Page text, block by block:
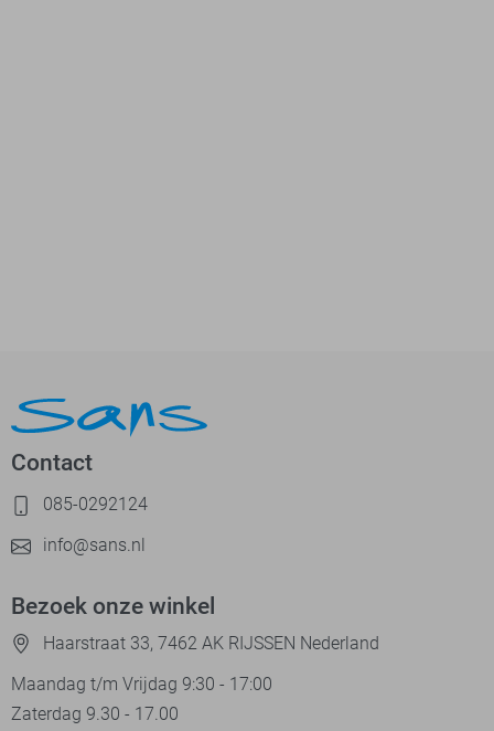
Contact
085-0292124
info@sans.nl
Bezoek onze winkel
Haarstraat 33, 7462 AK RIJSSEN Nederland
Maandag t/m Vrijdag 9:30 - 17:00
Zaterdag 9.30 - 17.00